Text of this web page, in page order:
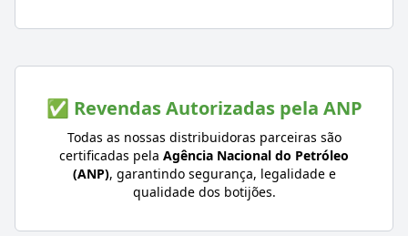
✅ Revendas Autorizadas pela ANP
Todas as nossas distribuidoras parceiras são
certificadas pela Agência Nacional do Petróleo
(ANP), garantindo segurança, legalidade e
qualidade dos botijões.